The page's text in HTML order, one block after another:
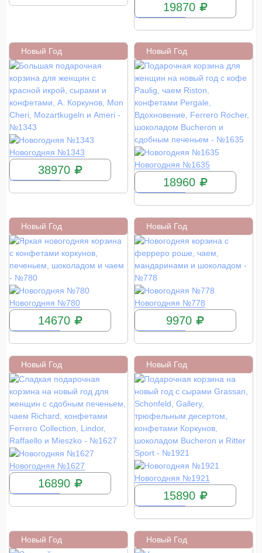
19870
Новый Год
Новогодняя №1343
КУПИТЬ
38970
Новый Год
Новогодняя №1635
КУПИТЬ
18960
Новый Год
Новогодняя №780
КУПИТЬ
14670
Новый Год
Новогодняя №778
КУПИТЬ
9970
Новый Год
Новогодняя №1627
КУПИТЬ
16890
Новый Год
Новогодняя №1921
КУПИТЬ
15890
Новый Год Новый Год